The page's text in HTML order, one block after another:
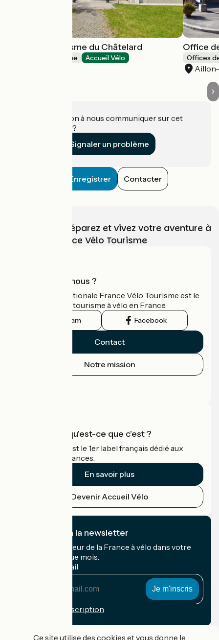
Office de Tourisme du Châtelard
Offices de Tourisme Accueil Vélo
Office
Offices
Une information à nous communiquer sur cet
établissement ?
Signaler un problème
Enregistrer Contacter
Choisissez, préparez et vivez votre aventure à
vélo avec France Vélo Tourisme
Qui sommes-nous ?
L'association nationale France Vélo Tourisme est le
guide officiel du tourisme à vélo en France.
Instagram Facebook
Contact
Notre mission
Accueil Vélo qu'est-ce que c'est ?
Accueil Vélo c'est le 1er label français dédié aux
cyclistes en vacances.
En savoir plus
Devenir Accueil Vélo
Je m'abonne à la newsletter
Recevez le meilleur de la France à vélo dans votre
boîte mail chaque mois.
Mon adresse mail
Conditions d'inscription
Ce site utilise des cookies et vous donne le